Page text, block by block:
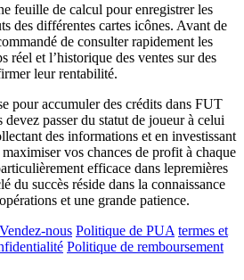
feuille de calcul pour enregistrer les
des différentes cartes icônes. Avant de
de consulter rapidement les
réel et l’historique des ventes sur des
leur rentabilité.
pour accumuler des crédits dans FUT
passer du statut de joueur à celui
des informations et en investissant
vos chances de profit à chaque
efficace dans lepremières
du succès réside dans la connaissance
et une grande patience.
Vendez-nous Politique de PUA termes et
Politique de remboursement